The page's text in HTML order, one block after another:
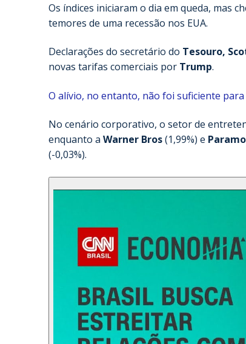
Os índices iniciaram o dia em queda, mas
temores de uma recessão nos EUA.
Declarações do secretário do Tesouro,
novas tarifas comerciais por Trump.
O alívio, no entanto, não foi suficiente
No cenário corporativo, o setor de
enquanto a Warner Bros(1,99%) e
(-0,03%).